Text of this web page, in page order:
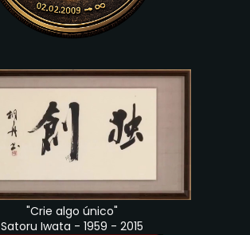
"Crie algo único"
Satoru Iwata - 1959 - 2015